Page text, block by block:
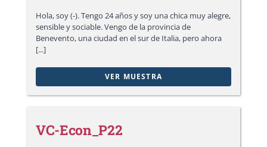
Hola, soy (-). Tengo 24 años y soy una chica muy alegre,
sensible y sociable. Vengo de la provincia de
Benevento, una ciudad en el sur de Italia, pero ahora
[...]
VER MUESTRA
VC-Econ_P22